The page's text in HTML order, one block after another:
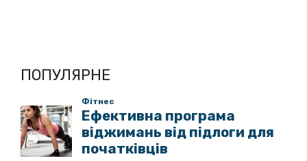
ПОПУЛЯРНЕ